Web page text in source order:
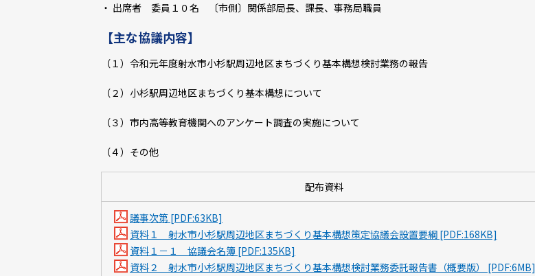
・ 出席者 委員１０名 〔市側〕関係部局長、課長、事務局職員
【主な協議内容】
（１）令和元年度射水市小杉駅周辺地区まちづくり基本構想検討業務の報告
（２）小杉駅周辺地区まちづくり基本構想について
（３）市内高等教育機関へのアンケート調査の実施について
（４）その他
配布資料
議事次第 [PDF:63KB]
資料１ 射水市小杉駅周辺地区まちづくり基本構想策定協議会設置要綱 [PDF:168KB]
資料１－１ 協議会名簿 [PDF:135KB]
資料２ 射水市小杉駅周辺地区まちづくり基本構想検討業務委託報告書（概要版） [PDF:6MB]